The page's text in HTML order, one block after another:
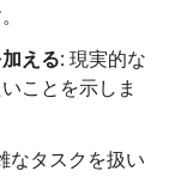
える: 現実的な
ことを示しま
なタスクを扱い